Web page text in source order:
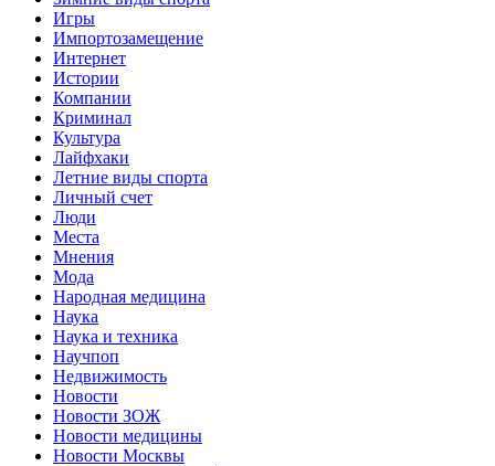
Игры
Импортозамещение
Интернет
Истории
Компании
Криминал
Культура
Лайфхаки
Летние виды спорта
Личный счет
Люди
Места
Мнения
Мода
Народная медицина
Наука
Наука и техника
Научпоп
Недвижимость
Новости
Новости ЗОЖ
Новости медицины
Новости Москвы